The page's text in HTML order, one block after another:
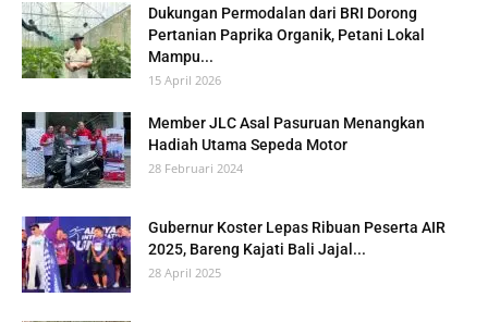
Dukungan Permodalan dari BRI Dorong
Pertanian Paprika Organik, Petani Lokal
Mampu...
15 April 2026
Member JLC Asal Pasuruan Menangkan
Hadiah Utama Sepeda Motor
28 Februari 2024
Gubernur Koster Lepas Ribuan Peserta AIR
2025, Bareng Kajati Bali Jajal...
28 April 2025